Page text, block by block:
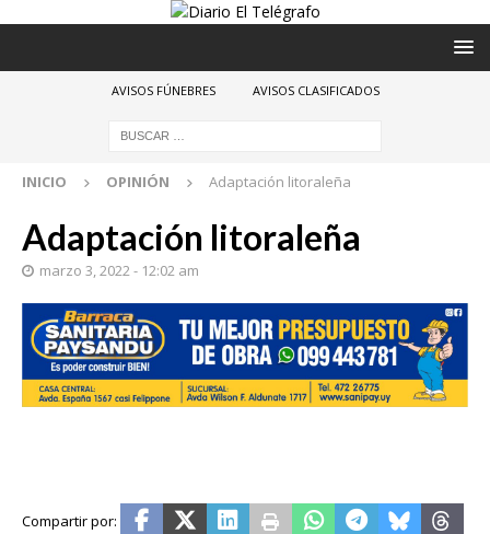
AVISOS FÚNEBRES AVISOS CLASIFICADOS
INICIO OPINIÓN Adaptación litoraleña
Adaptación litoraleña
marzo 3, 2022 - 12:02 am